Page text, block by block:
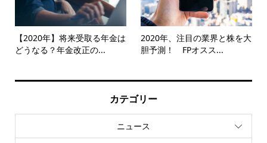
【2020年】将来受取る年金は
どうなる？年金改正の...
2020年、注目の業界と株を大
胆予測！ FPオスス...
カテゴリー
ニュース